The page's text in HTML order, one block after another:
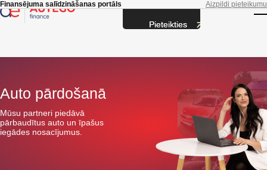
Skip to main content
Finansējuma salīdzināšanas portāls Aizpildi pieteikumu
Auto pārdošanā
Mūsu partneri piedāvā
pārbaudītus auto un īpašus
iegādes nosacījumus.